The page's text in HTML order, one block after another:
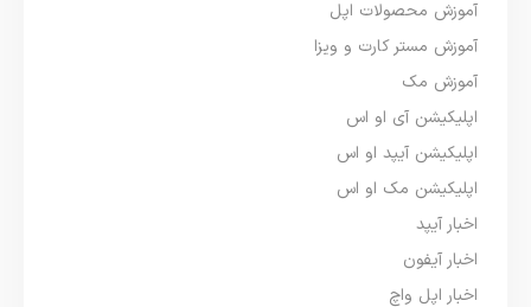
آموزش محصولات اپل
آموزش مستر کارت و ویزا
آموزش مک
اپلیکیشن آی او اس
اپلیکیشن آیپد او اس
اپلیکیشن مک او اس
اخبار آیپد
اخبار آیفون
اخبار اپل واچ